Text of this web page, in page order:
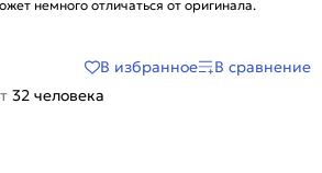
немного отличаться от оригинала.
В избранное
В сравнение
32 человека